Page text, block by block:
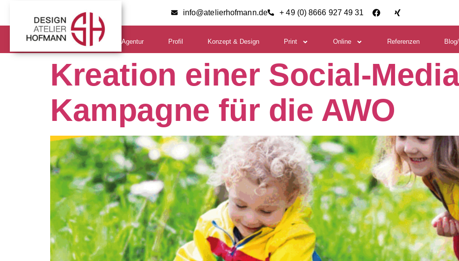
info@atelierhofmann.de + 49 (0) 8666 927 49 31
Agentur Profil Konzept & Design Print Online Referenzen
Kreation einer Social-
Kampagne für die AWO